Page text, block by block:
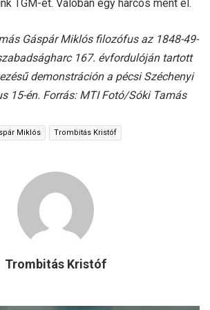
TGM-et. Valóban egy harcos ment el.
Gáspár Miklós filozófus az 1848-49-
167. évfordulóján tartott
demonstráción a pécsi Széchenyi
15-én. Forrás: MTI Fotó/Sóki Tamás
Miklós Trombitás Kristóf
Trombitás Kristóf